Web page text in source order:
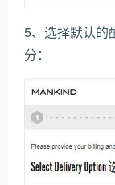
5、选择默认的
分：